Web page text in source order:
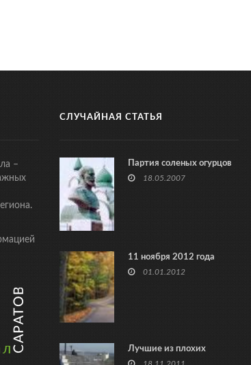
–
СЛУЧАЙНАЯ СТАТЬЯ
Партия соленых огурцов
18.05.2007
11 ноября 2012 года
01.01.2012
Лучшие из плохих